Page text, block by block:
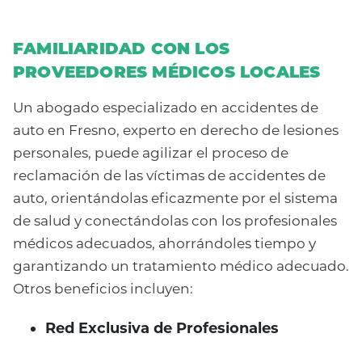
FAMILIARIDAD CON LOS
PROVEEDORES MÉDICOS LOCALES
Un abogado especializado en accidentes de
auto en Fresno, experto en derecho de lesiones
personales, puede agilizar el proceso de
reclamación de las víctimas de accidentes de
auto, orientándolas eficazmente por el sistema
de salud y conectándolas con los profesionales
médicos adecuados, ahorrándoles tiempo y
garantizando un tratamiento médico adecuado.
Otros beneficios incluyen:
Red Exclusiva de Profesionales